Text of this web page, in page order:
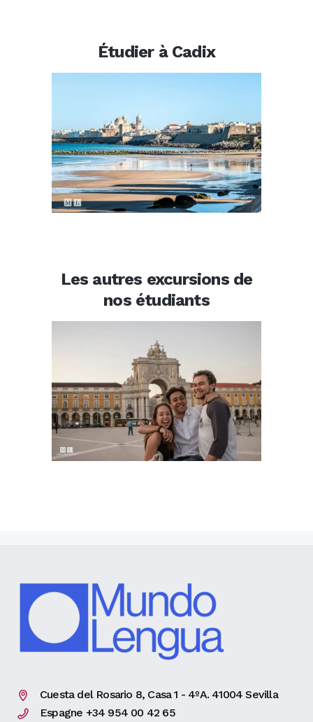
Étudier à Cadix
Les autres excursions de
nos étudiants
Cuesta del Rosario 8, Casa 1 - 4ºA. 41004 Sevilla
Espagne +34 954 00 42 65